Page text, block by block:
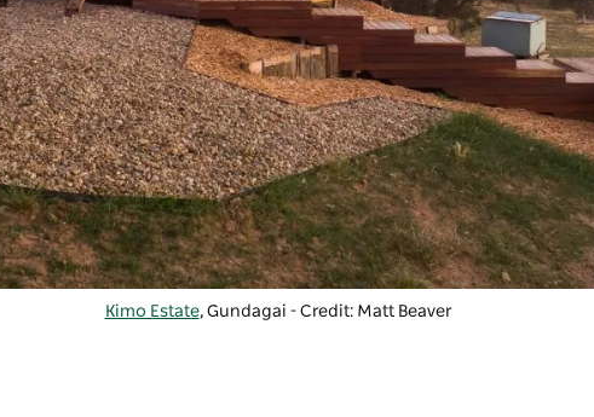
Kimo Estate, Gundagai - Credit: Matt Beaver